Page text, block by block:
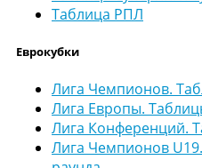
Таблица РПЛ
Еврокубки
Лига Чемпионов.
Лига Европы.
Лига Конференций.
Лига Чемпионов